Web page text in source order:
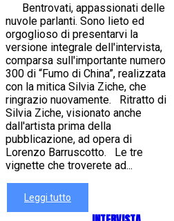
Bentrovati, appassionati delle
nuvole parlanti. Sono lieto ed
orgoglioso di presentarvi la
versione integrale dell'intervista,
comparsa sull'importante numero
300 di “Fumo di China”, realizzata
con la mitica Silvia Ziche, che
ringrazio nuovamente. Ritratto di
Silvia Ziche, visionato anche
dall'artista prima della
pubblicazione, ad opera di
Lorenzo Barruscotto. Le tre
vignette che troverete ad...
Leggi tutto